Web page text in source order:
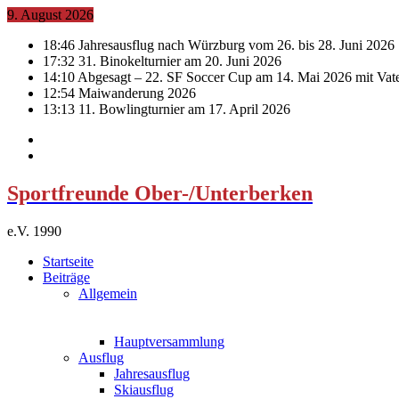
9. August 2026
18:46 Jahresausflug nach Würzburg vom 26. bis 28. Juni 2026
17:32 31. Binokelturnier am 20. Juni 2026
14:10 Abgesagt – 22. SF Soccer Cup am 14. Mai 2026 mit
12:54 Maiwanderung 2026
13:13 11. Bowlingturnier am 17. April 2026
Sportfreunde Ober-/Unterberken
e.V. 1990
Startseite
Beiträge
Allgemein
Hauptversammlung
Ausflug
Jahresausflug
Skiausflug